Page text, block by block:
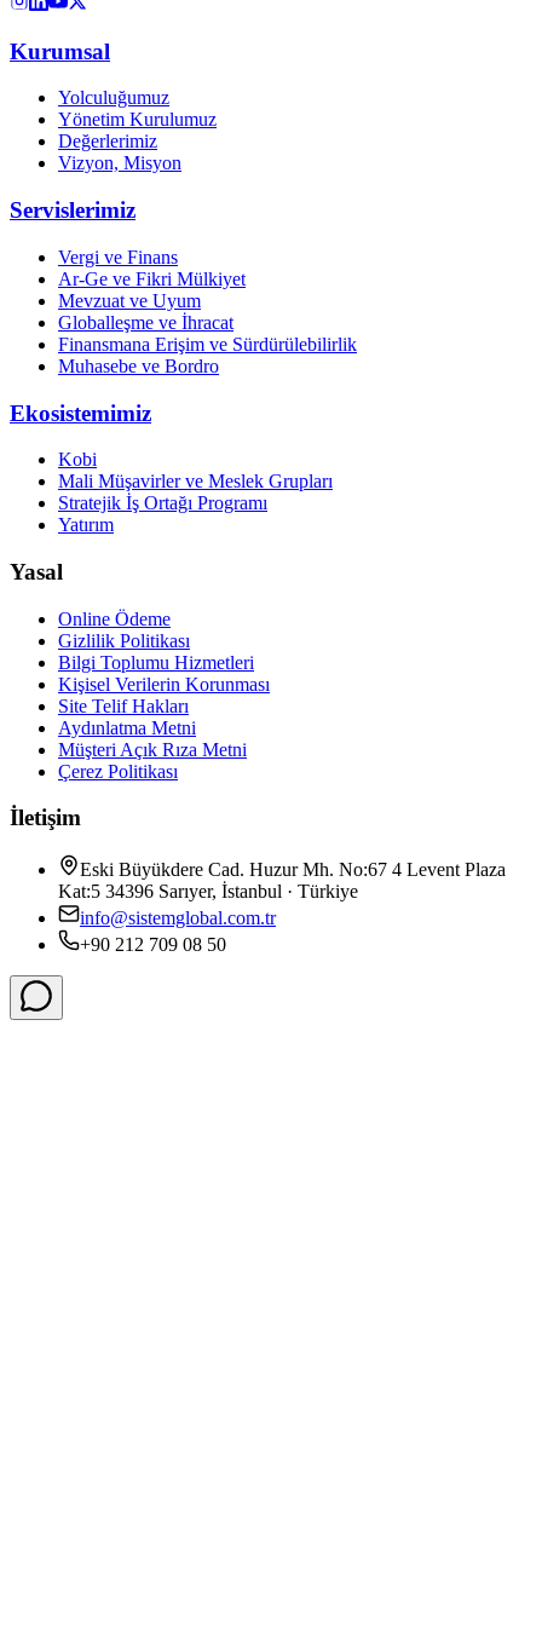
Kurumsal
Yolculuğumuz
Yönetim Kurulumuz
Değerlerimiz
Vizyon, Misyon
Servislerimiz
Vergi ve Finans
Ar-Ge ve Fikri Mülkiyet
Mevzuat ve Uyum
Globalleşme ve İhracat
Finansmana Erişim ve Sürdürülebilirlik
Muhasebe ve Bordro
Ekosistemimiz
Kobi
Mali Müşavirler ve Meslek Grupları
Stratejik İş Ortağı Programı
Yatırım
Yasal
Online Ödeme
Gizlilik Politikası
Bilgi Toplumu Hizmetleri
Kişisel Verilerin Korunması
Site Telif Hakları
Aydınlatma Metni
Müşteri Açık Rıza Metni
Çerez Politikası
İletişim
Eski Büyükdere Cad. Huzur Mh. No:67 4 Levent Plaza
Kat:5 34396 Sarıyer, İstanbul · Türkiye
info@sistemglobal.com.tr
+90 212 709 08 50